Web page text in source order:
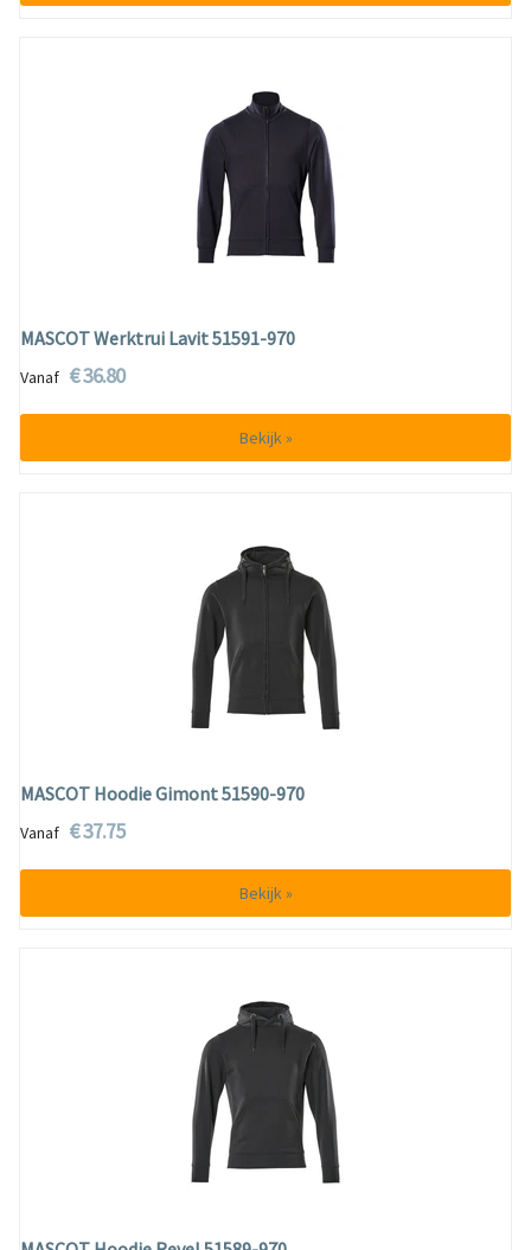
MASCOT Werktrui Lavit 51591-970
Vanaf € 36.80
Bekijk »
MASCOT Hoodie Gimont 51590-970
Vanaf € 37.75
Bekijk »